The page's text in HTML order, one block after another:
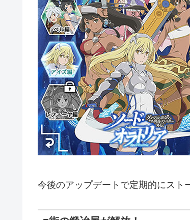
今後のアップデートで定期的にスト